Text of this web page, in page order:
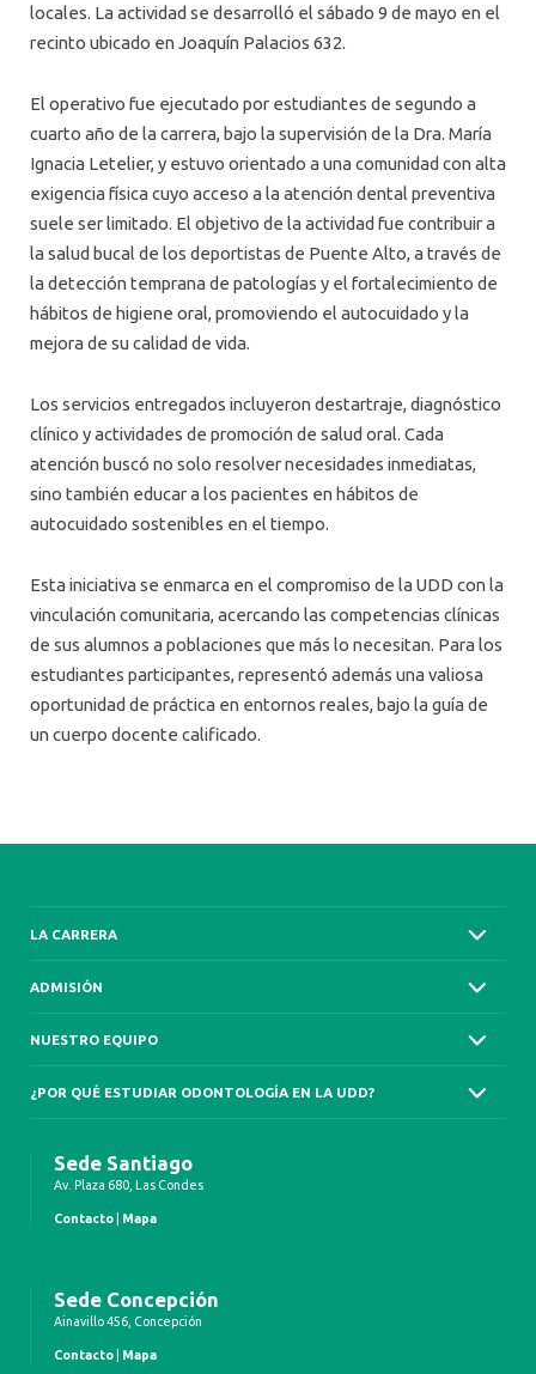
locales. La actividad se desarrolló el sábado 9 de mayo en el
recinto ubicado en Joaquín Palacios 632.
El operativo fue ejecutado por estudiantes de segundo a
cuarto año de la carrera, bajo la supervisión de la Dra. María
Ignacia Letelier, y estuvo orientado a una comunidad con alta
exigencia física cuyo acceso a la atención dental preventiva
suele ser limitado. El objetivo de la actividad fue contribuir a
la salud bucal de los deportistas de Puente Alto, a través de
la detección temprana de patologías y el fortalecimiento de
hábitos de higiene oral, promoviendo el autocuidado y la
mejora de su calidad de vida.
Los servicios entregados incluyeron destartraje, diagnóstico
clínico y actividades de promoción de salud oral. Cada
atención buscó no solo resolver necesidades inmediatas,
sino también educar a los pacientes en hábitos de
autocuidado sostenibles en el tiempo.
Esta iniciativa se enmarca en el compromiso de la UDD con la
vinculación comunitaria, acercando las competencias clínicas
de sus alumnos a poblaciones que más lo necesitan. Para los
estudiantes participantes, representó además una valiosa
oportunidad de práctica en entornos reales, bajo la guía de
un cuerpo docente calificado.
LA CARRERA
ADMISIÓN
NUESTRO EQUIPO
¿POR QUÉ ESTUDIAR ODONTOLOGÍA EN LA UDD?
Sede Santiago
Av. Plaza 680, Las Condes
Contacto Mapa
Sede Concepción
Ainavillo 456, Concepción
Contacto Mapa